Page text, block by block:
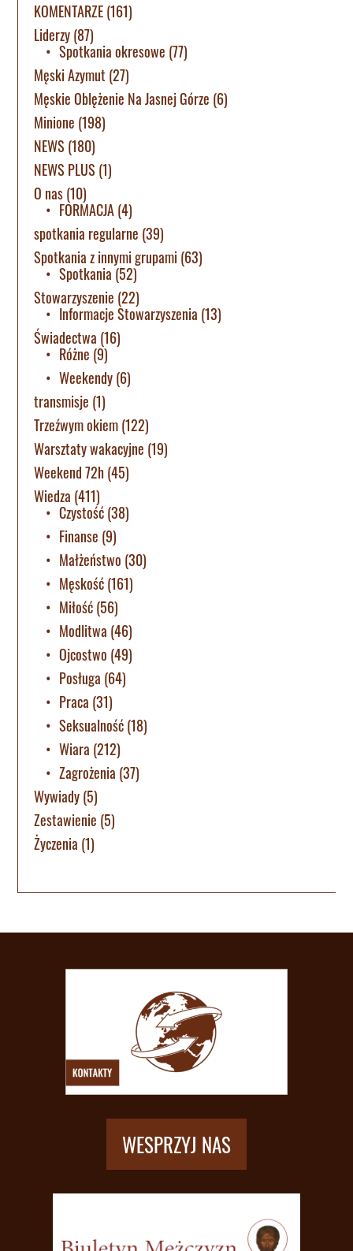
KOMENTARZE(161)
Liderzy(87)
Spotkania okresowe (77)
Męski Azymut (27)
Męskie Oblężenie Na Jasnej Górze (6)
Minione (198)
NEWS (180)
NEWS PLUS (1)
O nas(10)
FORMACJA(4)
spotkania regularne (39)
Spotkania z innymi grupami (63)
Spotkania (52)
Stowarzyszenie (22)
Informacje Stowarzyszenia (13)
Świadectwa (16)
Różne (9)
Weekendy(6)
transmisje (1)
Trzeźwym okiem(122)
Warsztaty wakacyjne (19)
Weekend 72h(45)
Wiedza (411)
Czystość(38)
Finanse (9)
Małżeństwo (30)
Męskość(161)
Miłość(56)
Modlitwa (46)
Ojcostwo (49)
Posługa (64)
Praca (31)
Seksualność(18)
Wiara (212)
Zagrożenia (37)
Wywiady(5)
Zestawienie (5)
Życzenia (1)
WESPRZYJ NAS